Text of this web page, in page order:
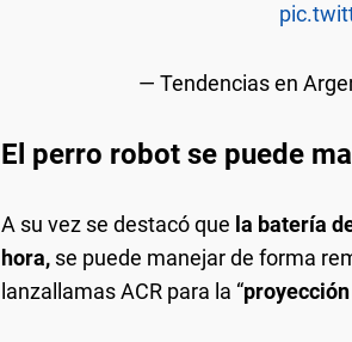
— Tendencias en
El perro robot se puede
A su vez se destacó que la batería
hora, se puede manejar de forma
lanzallamas ACR para la “